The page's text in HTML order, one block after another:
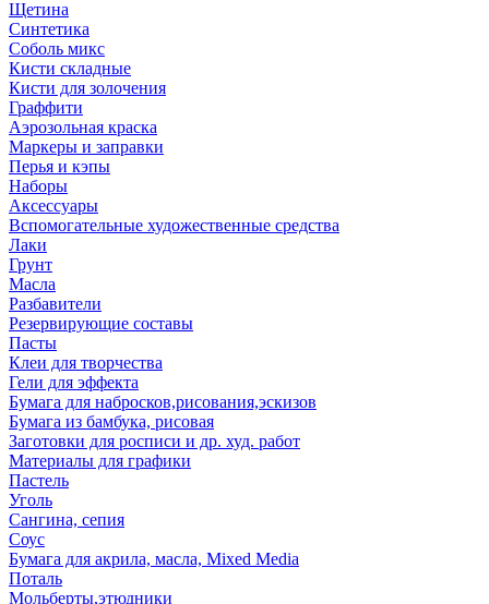
Щетина
Синтетика
Соболь микс
Кисти складные
Кисти для золочения
Граффити
Аэрозольная краска
Маркеры и заправки
Перья и кэпы
Наборы
Аксессуары
Вспомогательные художественные средства
Лаки
Грунт
Масла
Разбавители
Резервирующие составы
Пасты
Клеи для творчества
Гели для эффекта
Бумага для набросков,рисования,эскизов
Бумага из бамбука, рисовая
Заготовки для росписи и др. худ. работ
Материалы для графики
Пастель
Уголь
Сангина, сепия
Соус
Бумага для акрила, масла, Mixed Media
Поталь
Мольберты,этюдники